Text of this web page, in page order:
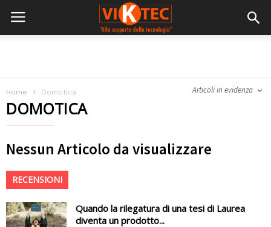
Home Domotica Articoli in evidenza
DOMOTICA
Nessun Articolo da visualizzare
RECENSIONI
Quando la rilegatura di una tesi di Laurea
diventa un prodotto...